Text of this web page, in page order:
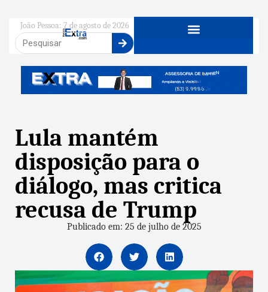
João Pessoa: 7 de agosto de 2026
Lula mantém
disposição para o
diálogo, mas critica
recusa de Trump
Publicado em: 25 de julho de 2025